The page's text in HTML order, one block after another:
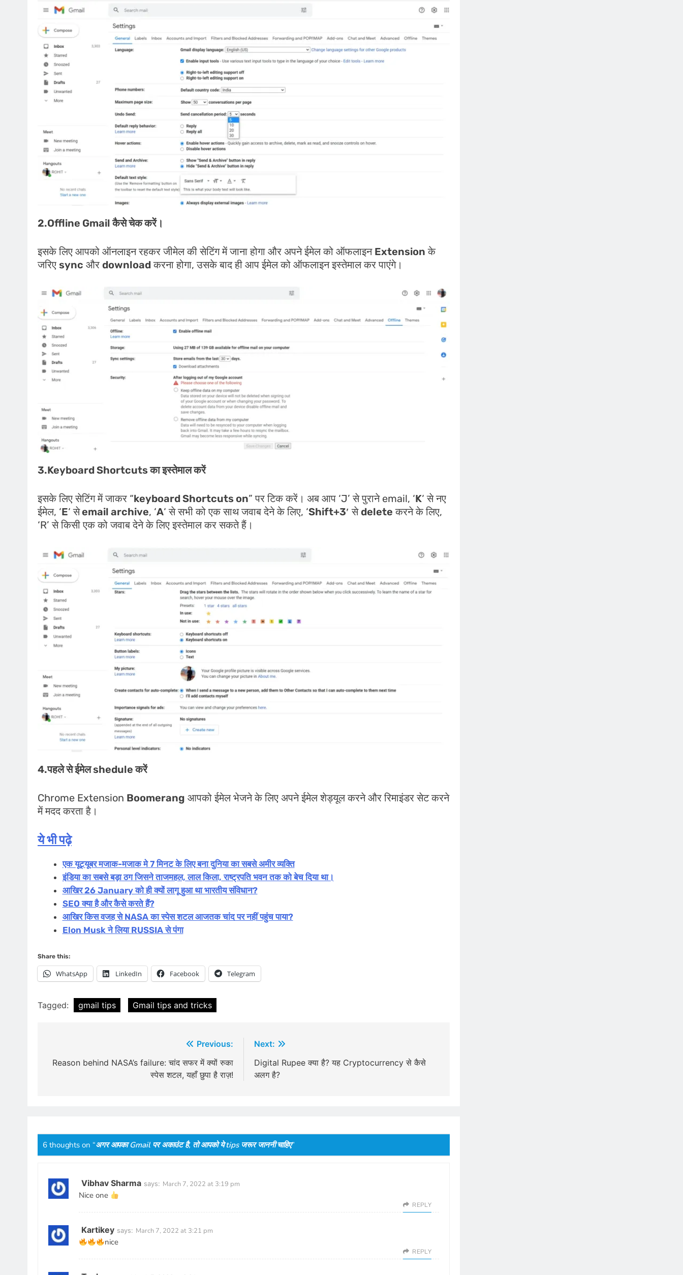
2.Offline Gmail कैसे चेक करें।
इसके लिए आपको ऑनलाइन रहकर जीमेल की सेटिंग में जाना होगा और अपने ईमेल को ऑफलाइन Extension के
जरिए sync और downloadकरना होगा, उसके बाद ही आप ईमेल को ऑफलाइन इस्तेमाल कर पाएंगे।
3.Keyboard Shortcuts का इस्तेमाल करें
इसके लिए सेटिंग में जाकर “keyboard Shortcuts on” पर टिक करें। अब आप ‘J’ से पुराने email, ‘K‘ से नए
ईमेल, ‘E‘ सेemail archive, ‘A‘ से सभी को एक साथ जवाब देने के लिए, ‘Shift+3′ सेdelete करने के लिए,
‘R’ से किसी एक को जवाब देने के लिए इस्तेमाल कर सकते हैं।
4.पहले से ईमेल shedule करें
Chrome Extension Boomerang आपको ईमेल भेजने के लिए अपने ईमेल शेड्यूल करने और रिमाइंडर सेट करने
में मदद करता है।
ये भी पढ़े
एक यूट्यूबर मजाक-मजाक मे 7 मिनट के लिए बना दुनिया का सबसे अमीर व्यक्ति
इंडिया का सबसे बड़ा ठग जिसने ताजमहल, लाल किला, राष्ट्रपति भवन तक को बेच दिया था।
आखिर 26 January को ही क्यों लागू हुआ था भारतीय संविधान?
SEO क्या है और कैसे करते हैं?
आखिर किस वजह से NASA का स्पेस शटल आजतक चांद पर नहीं पहुंच पाया?
Elon Musk ने लिया RUSSIA से पंगा
Share this:
WhatsApp LinkedIn Facebook Telegram
Tagged: gmail tips Gmail tips and tricks
navigation
Previous:
Reason behind NASA’s failure: चांद सफर में क्यों रुका
स्पेस शटल, यहाँ छुपा है राज़!
Next:
Digital Rupee क्या है? यह Cryptocurrency से कैसे
अलग है?
6 thoughts on “अगर आपका Gmail पर अकाउंट है, तो आपको ये tips जरूर जाननी चाहिए”
Vibhav Sharma says: March 7, 2022 at 3:19 pm
Nice one
REPLY
Kartikey says: March 7, 2022 at 3:21 pm
nice
REPLY